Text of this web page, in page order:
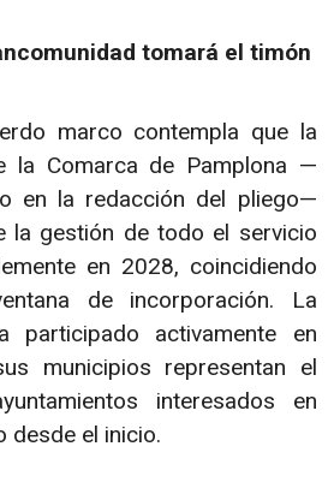
tomará el timón
marco contempla que la
la Comarca de Pamplona —
en la redacción del pliego—
la gestión de todo el servicio
en 2028, coincidiendo
de incorporación. La
participado activamente en
municipios representan el
interesados en
desde el inicio.